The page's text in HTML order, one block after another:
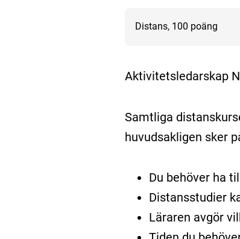
Distans, 100 poäng
Aktivitetsledarskap
Samtliga
huvudsakligen sker
Du behöver ha
Distansstudier
Läraren avgör